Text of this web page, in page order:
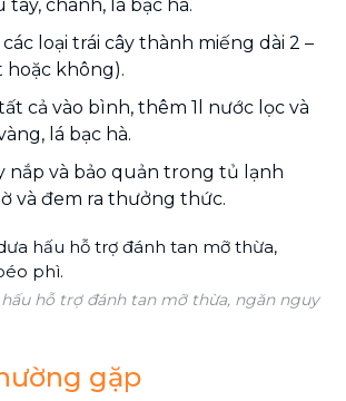
tây, chanh, lá bạc hà.
các loại trái cây thành miếng dài 2 –
hoặc không).
cả vào bình, thêm 1l nước lọc và
lá bạc hà.
nắp và bảo quản trong tủ lạnh
và đem ra thưởng thức.
hỗ trợ đánh tan mỡ thừa, ngăn nguy
gặp